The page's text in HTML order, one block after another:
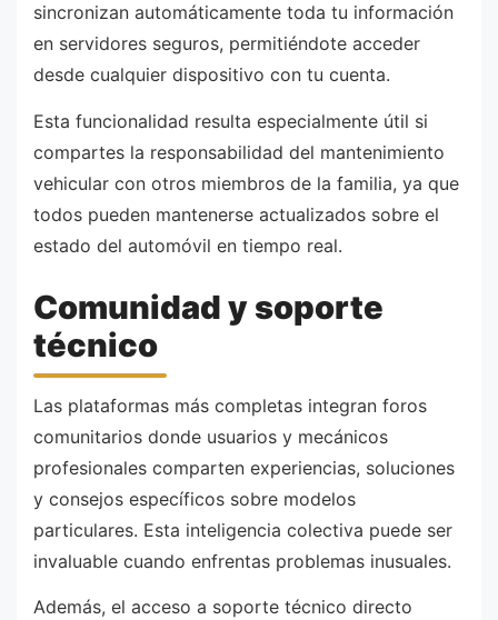
sincronizan automáticamente toda tu información
en servidores seguros, permitiéndote acceder
desde cualquier dispositivo con tu cuenta.
Esta funcionalidad resulta especialmente útil si
compartes la responsabilidad del mantenimiento
vehicular con otros miembros de la familia, ya que
todos pueden mantenerse actualizados sobre el
estado del automóvil en tiempo real.
Comunidad y soporte
técnico
Las plataformas más completas integran foros
comunitarios donde usuarios y mecánicos
profesionales comparten experiencias, soluciones
y consejos específicos sobre modelos
particulares. Esta inteligencia colectiva puede ser
invaluable cuando enfrentas problemas inusuales.
Además, el acceso a soporte técnico directo